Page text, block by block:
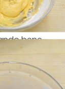
bene.